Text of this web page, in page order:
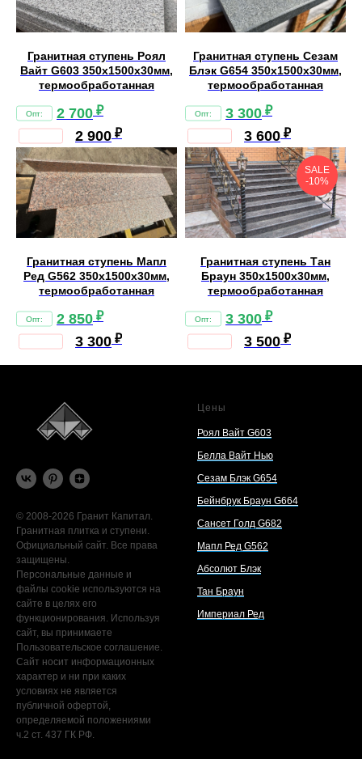
Гранитная ступень Роял
Вайт G603 350х1500х30мм,
термообработанная
2 700 ₽
2 900 ₽
Гранитная ступень Сезам
Блэк G654 350х1500х30мм,
термообработанная
3 300 ₽
3 600 ₽
Гранитная ступень Мапл
Ред G562 350х1500х30мм,
термообработанная
2 850 ₽
3 300 ₽
SALE
-10%
Гранитная ступень Тан
Браун 350х1500х30мм,
термообработанная
3 300 ₽
3 500 ₽
© 2008-2026 Гранит Капитал.
Гранитная плитка и ступени.
Официальный сайт. Все права
защищены.
Персональные данные и
файлы cookie используются на
сайте в целях его
функционирования. Используя
сайт, вы принимаете
Пользовательское соглашение.
Сайт носит информационных
характер и ни при каких
условиях не является
публичной офертой,
определяемой положениями
ч.2 ст. 437 ГК РФ.
Цены
Роял Вайт G603
Белла Вайт Нью
Сезам Блэк G654
Бейнбрук Браун G664
Сансет Голд G682
Мапл Ред G562
Абсолют Блэк
Тан Браун
Империал Ред